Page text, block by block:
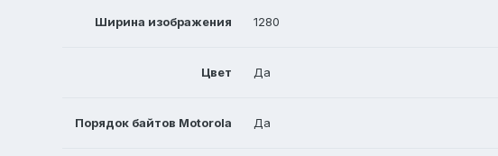
Ширина изображения 1280
Цвет Да
Порядок байтов Motorola Да